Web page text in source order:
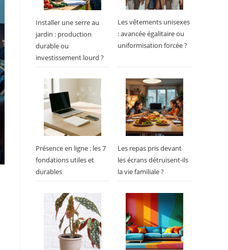
Installer une serre au
jardin : production
durable ou
investissement lourd ?
Les vêtements unisexes
: avancée égalitaire ou
uniformisation forcée ?
Présence en ligne : les 7
fondations utiles et
durables
Les repas pris devant
les écrans détruisent-ils
la vie familiale ?